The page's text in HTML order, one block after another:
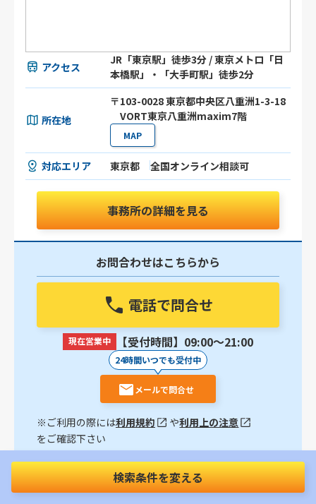
アクセス
JR「東京駅」徒歩3分 / 東京メトロ「日
本橋駅」・「大手町駅」徒歩2分
所在地
〒103-0028 東京都中央区八重洲1-3-18
VORT東京八重洲maxim7階
MAP
対応エリア 東京都 全国オンライン相談可
事務所の詳細を見る
お問合わせはこちらから
電話で問合せ
現在営業中 【受付時間】09:00〜21:00
24時間いつでも受付中
メールで問合せ
※ご利用の際には利用規約 や利用上の注意
をご確認下さい
【西新宿駅徒歩7分】幅広いタイミングでのご相談が
可能｜交通事故被害者の方に寄り添い、適切な解決を
検索条件を変える